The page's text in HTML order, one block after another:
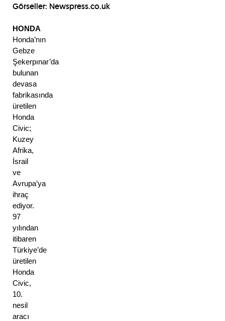
Görseller: Newspress.co.uk
HONDA
Honda’nın
Gebze
Şekerpınar’da
bulunan
devasa
fabrikasında
üretilen
Honda
Civic;
Kuzey
Afrika,
İsrail
ve
Avrupa’ya
ihraç
ediyor.
97
yılından
itibaren
Türkiye’de
üretilen
Honda
Civic,
10.
nesil
aracı